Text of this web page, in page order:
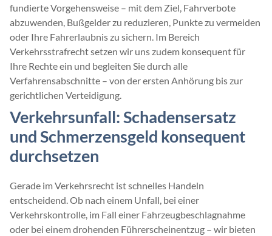
fundierte Vorgehensweise – mit dem Ziel, Fahrverbote
abzuwenden, Bußgelder zu reduzieren, Punkte zu vermeiden
oder Ihre Fahrerlaubnis zu sichern. Im Bereich
Verkehrsstrafrecht setzen wir uns zudem konsequent für
Ihre Rechte ein und begleiten Sie durch alle
Verfahrensabschnitte – von der ersten Anhörung bis zur
gerichtlichen Verteidigung.
Verkehrsunfall: Schadensersatz
und Schmerzensgeld konsequent
durchsetzen
Gerade im Verkehrsrecht ist schnelles Handeln
entscheidend. Ob nach einem Unfall, bei einer
Verkehrskontrolle, im Fall einer Fahrzeugbeschlagnahme
oder bei einem drohenden Führerscheinentzug – wir bieten